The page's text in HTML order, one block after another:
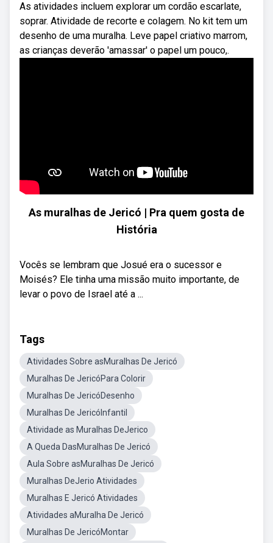
As atividades incluem explorar um cordão escarlate,
soprar. Atividade de recorte e colagem. No kit tem um
desenho de uma muralha. Leve papel criativo marrom,
as crianças deverão 'amassar' o papel um pouco,.
As muralhas de Jericó | Pra quem gosta de
História
Vocês se lembram que Josué era o sucessor e
Moisés? Ele tinha uma missão muito importante, de
levar o povo de Israel até a ...
Tags
Atividades Sobre asMuralhas De Jericó
Muralhas De JericóPara Colorir
Muralhas De JericóDesenho
Muralhas De JericóInfantil
Atividade as Muralhas DeJerico
A Queda DasMuralhas De Jericó
Aula Sobre asMuralhas De Jericó
Muralhas DeJerio Atividades
Muralhas E Jericó Atividades
Atividades aMuralha De Jericó
Muralhas De JericóMontar